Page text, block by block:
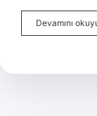
Devamını